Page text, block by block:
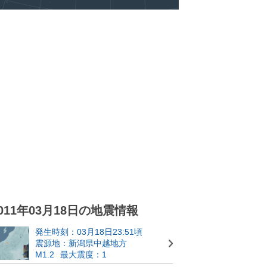
年03月18日の地震情報
発生時刻：03月18日23:51頃
震源地：新潟県中越地方
M1.2
最大震度：1